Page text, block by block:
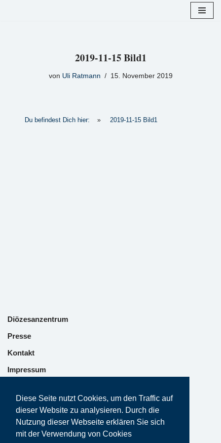
Diese Seite nutzt Cookies, um den Traffic auf
dieser Website zu analysieren. Durch die
Nutzung dieser Webseite erklären Sie sich
mit der Verwendung von Cookies
2019-11-15 Bild1
von Uli Ratmann 15. November 2019
Du befindest Dich hier: » 2019-11-15 Bild1
Diözesanzentrum
Presse
Kontakt
Impressum